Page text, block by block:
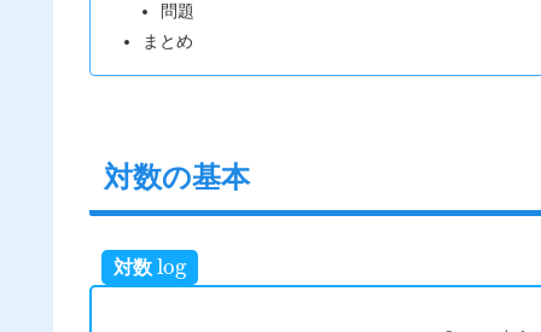
問題
まとめ
対数の基本
対数
log
1